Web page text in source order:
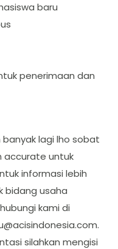
baru
penerimaan dan
lagi lho sobat
accurate untuk
informasi lebih
bidang usaha
kami di
.
silahkan mengisi